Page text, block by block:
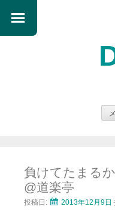
ン
ツ
へ
負けてたまる
@道楽亭
投稿日: 2013年12月9日